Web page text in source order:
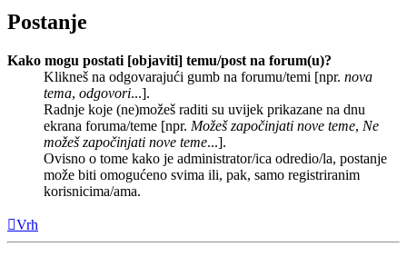
Postanje
Kako mogu postati [objaviti] temu/post na forum(u)?
Klikneš na odgovarajući gumb na forumu/temi [npr. nova
tema, odgovori...].
Radnje koje (ne)možeš raditi su uvijek prikazane na dnu
ekrana foruma/teme [npr. Možeš započinjati nove teme, Ne
možeš započinjati nove teme...].
Ovisno o tome kako je administrator/ica odredio/la, postanje
može biti omogućeno svima ili, pak, samo registriranim
korisnicima/ama.
Vrh